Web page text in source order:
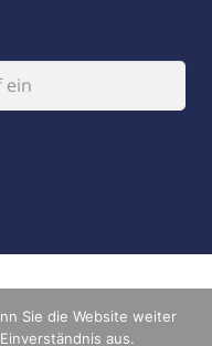
Impressum
Sie die Website weiter
aus.